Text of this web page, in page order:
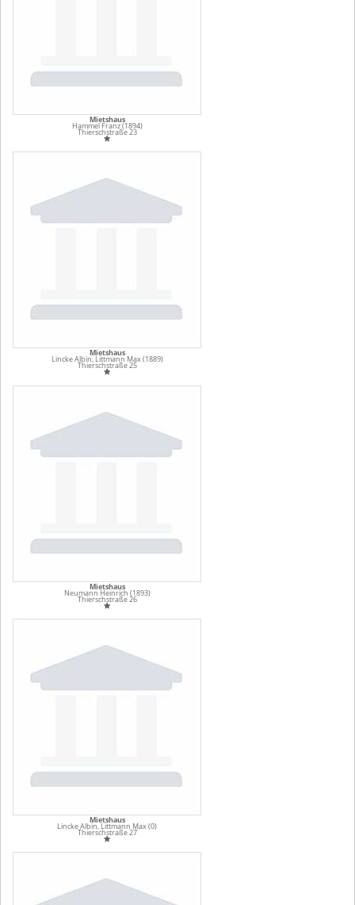
Mietshaus
Hammel Franz (1894)
Thierschstraße 23
Mietshaus
Lincke Albin, Littmann Max (1889)
Thierschstraße 25
Mietshaus
Neumann Heinrich (1893)
Thierschstraße 26
Mietshaus
Lincke Albin, Littmann Max (0)
Thierschstraße 27